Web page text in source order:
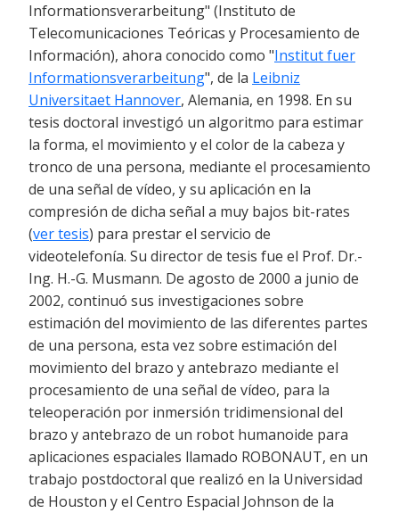
Informationsverarbeitung" (Instituto de
Telecomunicaciones Teóricas y Procesamiento de
Información), ahora conocido como "Institut fuer
Informationsverarbeitung", de la Leibniz
Universitaet Hannover, Alemania, en 1998. En su
tesis doctoral investigó un algoritmo para estimar
la forma, el movimiento y el color de la cabeza y
tronco de una persona, mediante el procesamiento
de una señal de vídeo, y su aplicación en la
compresión de dicha señal a muy bajos bit-rates
(ver tesis) para prestar el servicio de
videotelefonía. Su director de tesis fue el Prof. Dr.-
Ing. H.-G. Musmann. De agosto de 2000 a junio de
2002, continuó sus investigaciones sobre
estimación del movimiento de las diferentes partes
de una persona, esta vez sobre estimación del
movimiento del brazo y antebrazo mediante el
procesamiento de una señal de vídeo, para la
teleoperación por inmersión tridimensional del
brazo y antebrazo de un robot humanoide para
aplicaciones espaciales llamado ROBONAUT, en un
trabajo postdoctoral que realizó en la Universidad
de Houston y el Centro Espacial Johnson de la